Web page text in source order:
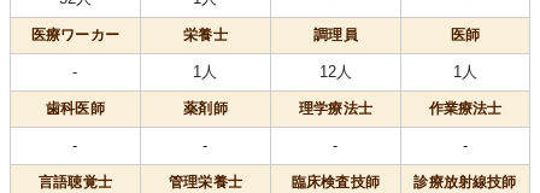
医療ワーカー 栄養士 調理員 医師
- 1人 12人 1人
歯科医師 薬剤師 理学療法士 作業療法士
- - - -
言語聴覚士 管理栄養士 臨床検査技師 診療放射線技師